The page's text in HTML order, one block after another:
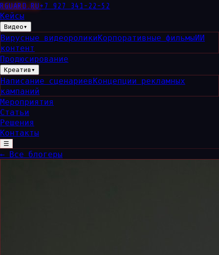
RGUARD .RU+7 927 341-22-52
Кейсы
Видео▾
Вирусные видеороликиКорпоративные фильмыИИ
контент
Продюсирование
Креатив▾
Написание сценариев Концепции рекламных
кампаний
Мероприятия
Статьи
Решения
Контакты
☰
← Все блогеры